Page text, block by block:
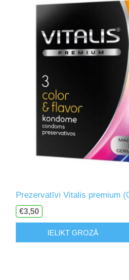
Prezervatīvi Vitalis premium
€3,50
IELIKT GROZĀ